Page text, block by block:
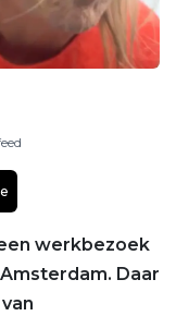
werkbezoek
Daar